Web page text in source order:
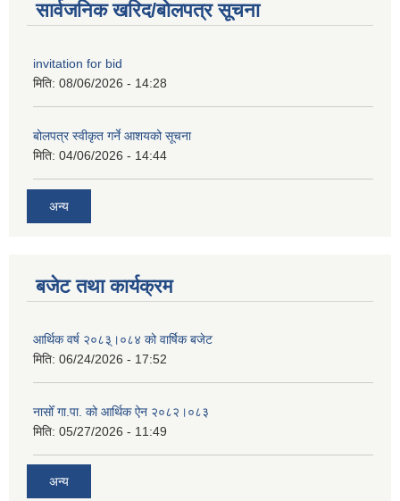
सार्वजनिक खरिद/बोलपत्र सूचना
invitation for bid
मिति: 08/06/2026 - 14:28
बोलपत्र स्वीकृत गर्ने आशयको सूचना
मिति: 04/06/2026 - 14:44
अन्य
बजेट तथा कार्यक्रम
आर्थिक वर्ष २०८३्।०८४ को वार्षिक बजेट
मिति: 06/24/2026 - 17:52
नासोँ गा.पा. को आर्थिक ऐन २०८२।०८३
मिति: 05/27/2026 - 11:49
अन्य